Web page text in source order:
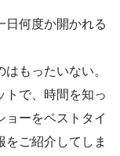
日何度か開かれる
もったいない。
トで、時間を知っ
ョーをベストタイ
をご紹介してしま